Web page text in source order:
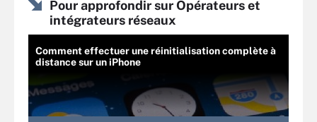
Pour approfondir sur Opérateurs et
intégrateurs réseaux
Comment effectuer une réinitialisation complète à
distance sur un iPhone